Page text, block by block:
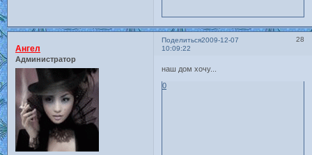
Поделиться 28
2009-12-07
10:09:22
Ангел
Администратор
наш дом хочу...
0